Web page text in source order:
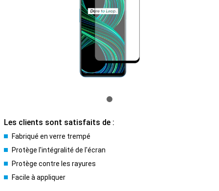
Les clients sont satisfaits de :
Fabriqué en verre trempé
Protège l'intégralité de l'écran
Protège contre les rayures
Facile à appliquer